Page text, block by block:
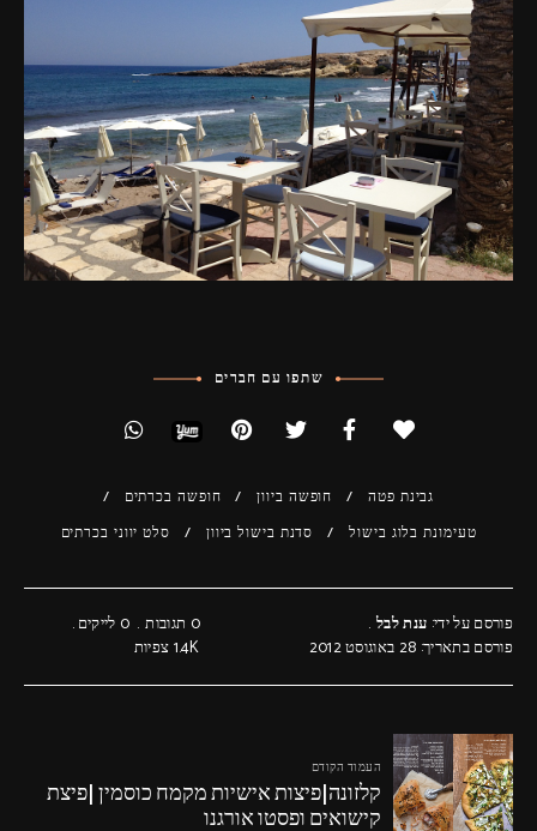
שתפו עם חברים
גבינת פטה חופשה ביוון
חופשה בכרתים
טעימונת בלוג בישול
סדנת בישול ביוון סלט יווני בכרתים
פורסם על ידי: ענת לבל
פורסם בתאריך: 28 באוגוסט 2012
0 תגובות 0 לייקים
1.4Kצפיות
העמוד הקודם
קלזונה|פיצות אישיות מקמח כוסמין |פיצת
קישואים ופסטו אורגנו